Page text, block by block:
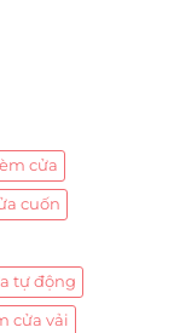
cửa
cuốn
tự động
cửa vải